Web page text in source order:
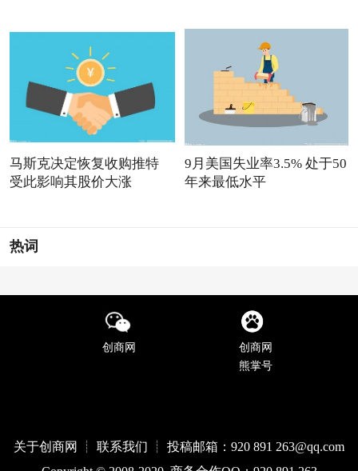
马斯克决定恢复收购推特
受此影响其股价大涨
9月美国失业率3.5% 处于50
年来最低水平
热词
创商网
创商网
熊掌号
关于创商网 ┊ 联系我们 ┊ 投稿邮箱：920 891 263@qq.com